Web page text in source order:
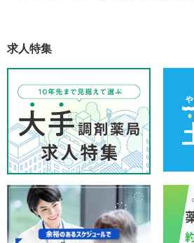
求人特集